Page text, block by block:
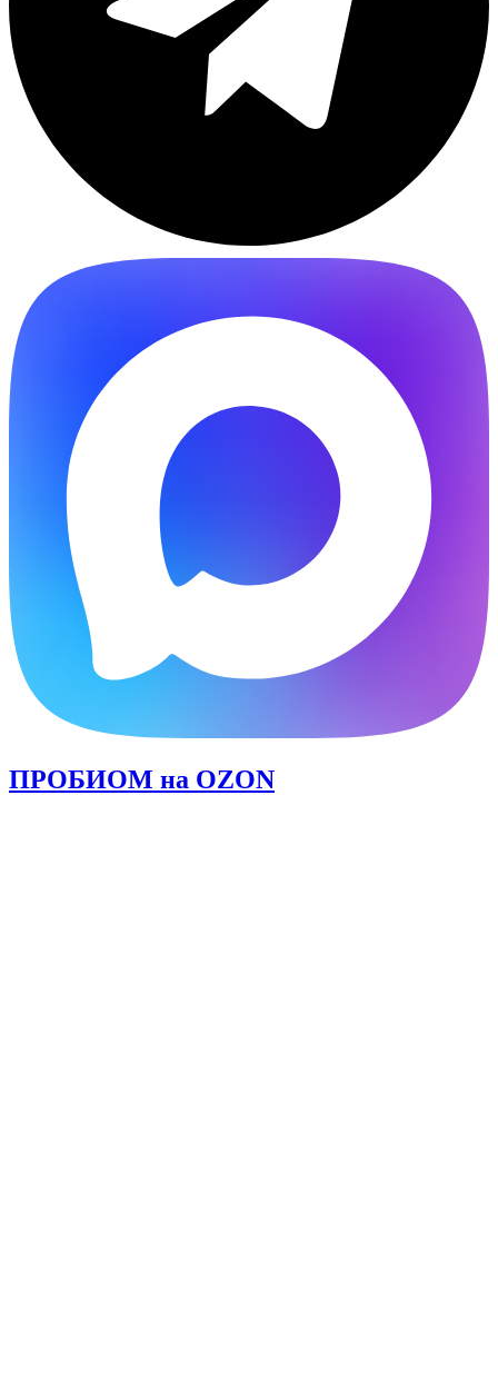
ПРОБИОМ на OZON